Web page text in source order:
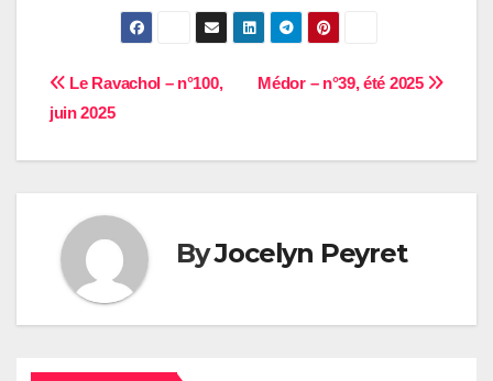
Navigation
de
Médor – n°39, été 2025
Le Ravachol – n°100,
juin 2025
ByJocelyn Peyret